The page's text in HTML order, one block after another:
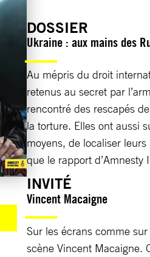
DOSSIER
Ukraine : aux mains des
Au mépris du droit
retenus au secret par
rencontré des rescapés
la torture. Elles ont aussi
moyens, de localiser
que le rapport
INVITÉ
Vincent Macaigne
Sur les écrans comme
scène Vincent Macaigne.